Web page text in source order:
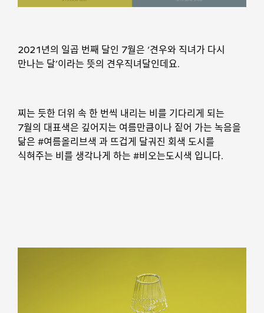
2021년의 일곱 번째 달인 7월은 ‘견우와 직녀가 다시
만나는 달’이라는 뜻의 견우직녀달인데요.
찌는 듯한 더위 속 한 번씩 내리는 비를 기다리게 되는
7월의 대표색은 깊어지는 여름만큼이나 짙어 가는 녹음을
닮은 #여름올리브색 과 뜨겁게 달궈진 회색 도시를
식혀주는 비를 생각나게 하는 #비오는도시색 입니다.